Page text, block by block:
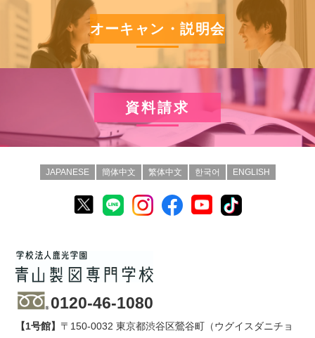
オーキャン・説明会
資料請求
JAPANESE 簡体中文 繁体中文 한국어 ENGLISH
0120-46-1080
【1号館】 〒150-0032 東京都渋谷区鶯谷町（ウグイスダニチョ